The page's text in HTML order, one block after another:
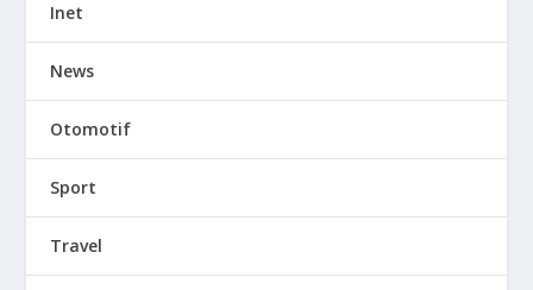
Inet
News
Otomotif
Sport
Travel